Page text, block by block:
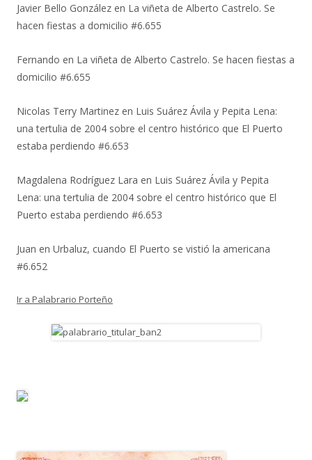
Javier Bello González en La viñeta de Alberto Castrelo. Se
hacen fiestas a domicilio #6.655
Fernando en La viñeta de Alberto Castrelo. Se hacen fiestas a
domicilio #6.655
Nicolas Terry Martinez en Luis Suárez Ávila y Pepita Lena:
una tertulia de 2004 sobre el centro histórico que El Puerto
estaba perdiendo #6.653
Magdalena Rodríguez Lara en Luis Suárez Ávila y Pepita
Lena: una tertulia de 2004 sobre el centro histórico que El
Puerto estaba perdiendo #6.653
Juan en Urbaluz, cuando El Puerto se vistió la americana
#6.652
Ir a Palabrario Porteño